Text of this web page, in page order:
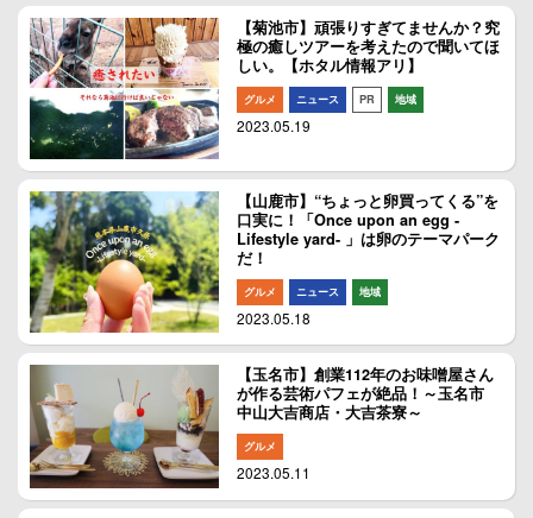
【菊池市】頑張りすぎてませんか？究
極の癒しツアーを考えたので聞いてほ
しい。【ホタル情報アリ】
グルメ ニュース PR 地域
2023.05.19
【山鹿市】“ちょっと卵買ってくる”を
口実に！「Once upon an egg -
Lifestyle yard- 」は卵のテーマパーク
だ！
グルメ ニュース 地域
2023.05.18
【玉名市】創業112年のお味噌屋さん
が作る芸術パフェが絶品！～玉名市
中山大吉商店・大吉茶寮～
グルメ
2023.05.11